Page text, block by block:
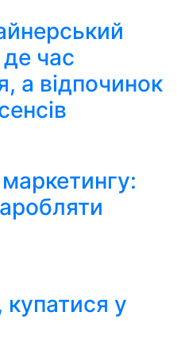
де час
а відпочинок
купатися у